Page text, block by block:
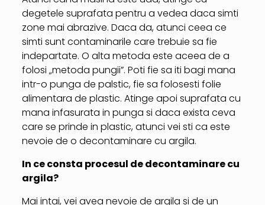
degetele suprafata pentru a vedea daca simti
zone mai abrazive. Daca da, atunci ceea ce
simti sunt contaminarile care trebuie sa fie
indepartate. O alta metoda este aceea de a
folosi „metoda pungii”. Poti fie sa iti bagi mana
intr-o punga de palstic, fie sa folosesti folie
alimentara de plastic. Atinge apoi suprafata cu
mana infasurata in punga si daca exista ceva
care se prinde in plastic, atunci vei sti ca este
nevoie de o decontaminare cu argila.
In ce consta procesul de decontaminare cu
argila?
Mai intai, vei avea nevoie de argila si de un